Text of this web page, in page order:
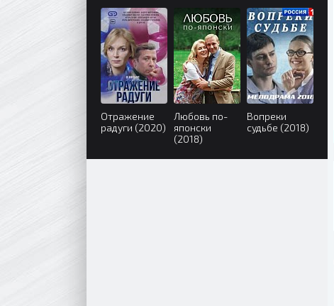
Отражение
радуги (2020)
Любовь по-
японски
(2018)
Вопреки
судьбе (2018)